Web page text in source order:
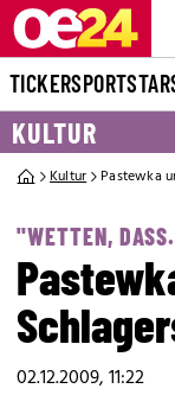
TICKERSPORT
KULTUR
Kultur Pastewka
"WETTEN,
02.12.2009, 11:22